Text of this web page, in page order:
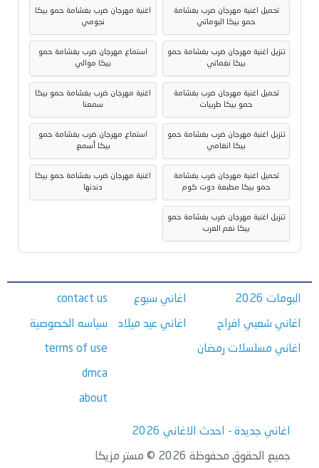
تحميل اغنية مهرجان ضرب بغشامة
حمو بيكا البوماتي
اغنية مهرجان ضرب بغشامة حمو بيكا
نجومي
تنزيل اغنية مهرجان ضرب بغشامة حمو
بيكا نغماتي
استماع مهرجان ضرب بغشامة حمو
بيكا موالي
تحميل اغنية مهرجان ضرب بغشامة
حمو بيكا طربيات
اغنية مهرجان ضرب بغشامة حمو بيكا
سمعنا
تنزيل اغنية مهرجان ضرب بغشامة حمو
بيكا انغامي
استماع مهرجان ضرب بغشامة حمو
بيكا أسمع
تحميل اغنية مهرجان ضرب بغشامة
حمو بيكا مطبعة دوت كوم
اغنية مهرجان ضرب بغشامة حمو بيكا
دندنها
تنزيل اغنية مهرجان ضرب بغشامة حمو
بيكا نغم العرب
البومات 2026
اغاني شعبي افراح
اغاني مسلسلات رمضان
اغاني سبوع
اغاني عيد ميلاد
contact us
سياسه الخصوصية
terms of use
dmca
about
اغاني جديدة - احدث الاغاني 2026
جميع الحقوق محفوظة 2026 © مستر مزيكا